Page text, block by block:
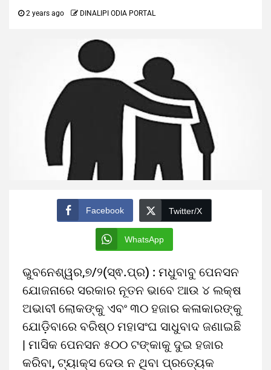
2 years ago DINALIPI ODIA PORTAL
Facebook Twitter/X
WhatsApp
ଭୁବନେଶ୍ୱର,୭/୨(ସ୍ଵ.ପ୍ର) : ମଧୁବାବୁ ପେନସନ
ଯୋଜନାରେ ସରକାର ନୂତନ ଭାବେ ଆଉ ୪ ଲକ୍ଷ
ଅଭାବୀ ଲୋକଙ୍କୁ ଏବଂ ୩୦ ହଜାର କଳାକାରଙ୍କୁ
ଯୋଡ଼ିବାରେ ବରିଷ୍ଠ ମହାସଂଘ ସାଧୁବାଦ ଜଣାଇଛି
| ମାସିକ ପେନସନ ୫୦୦ ଟଙ୍କାକୁ ଦୁଇ ହଜାର
କରିବା, ଟ୍ୟାକ୍ସ ଦେଉ ନ ଥିବା ପ୍ରତ୍ୟେକ